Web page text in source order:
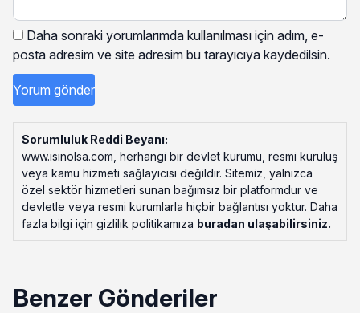
Daha sonraki yorumlarımda kullanılması için adım, e-
posta adresim ve site adresim bu tarayıcıya kaydedilsin.
Sorumluluk Reddi Beyanı:
www.isinolsa.com, herhangi bir devlet kurumu, resmi kuruluş
veya kamu hizmeti sağlayıcısı değildir. Sitemiz, yalnızca
özel sektör hizmetleri sunan bağımsız bir platformdur ve
devletle veya resmi kurumlarla hiçbir bağlantısı yoktur. Daha
fazla bilgi için gizlilik politikamıza buradan ulaşabilirsiniz.
Benzer Gönderiler